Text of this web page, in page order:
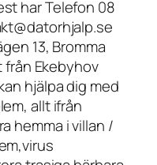
har Telefon 08
13, Bromma
Ekebyhov
hjälpa dig med
allt ifrån
hemma i villan /